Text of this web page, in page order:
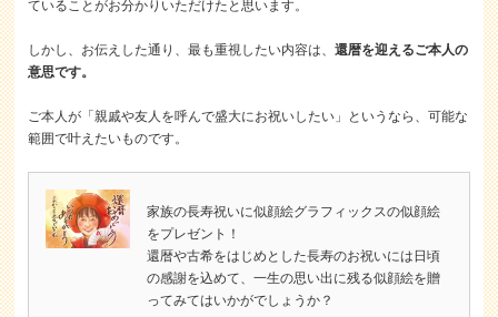
ていることがお分かりいただけたと思います。
しかし、お伝えした通り、最も重視したい内容は、還暦を迎えるご本人の
意思です。
ご本人が「親戚や友人を呼んで盛大にお祝いしたい」というなら、可能な
範囲で叶えたいものです。
家族の長寿祝いに似顔絵グラフィックスの似顔絵
をプレゼント！
還暦や古希をはじめとした長寿のお祝いには日頃
の感謝を込めて、一生の思い出に残る似顔絵を贈
ってみてはいかがでしょうか？